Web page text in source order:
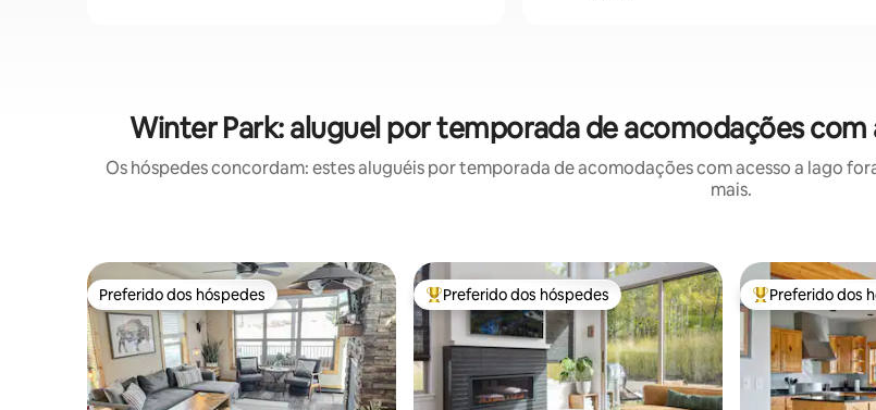
Winter Park: aluguel por temporada de acomodações
Os hóspedes concordam: estes aluguéis por temporada de acomodações com acesso a lago
mais.
Preferido dos hóspedes
Preferido dos hóspedes Entre os melhores preferidos dos hóspedes
Preferido dos hóspedes Entre os
Preferido dos